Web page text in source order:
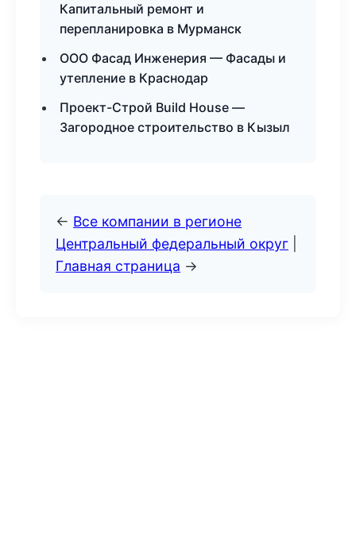
Капитальный ремонт и
перепланировка в Мурманск
ООО Фасад Инженерия — Фасады и
утепление в Краснодар
Проект-Строй Build House —
Загородное строительство в Кызыл
← Все компании в регионе
Центральный федеральный округ
Главная страница →